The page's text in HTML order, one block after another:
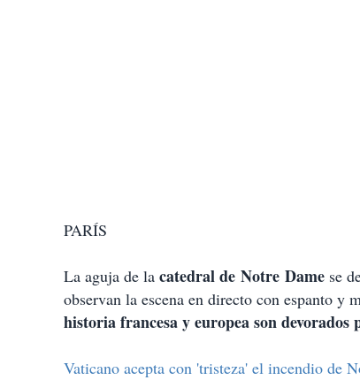
PARÍS
La aguja de la catedral de Notre Dame se
observan la escena en directo con espanto y
historia francesa y europea son devorados
Vaticano acepta con 'tristeza' el incendio de